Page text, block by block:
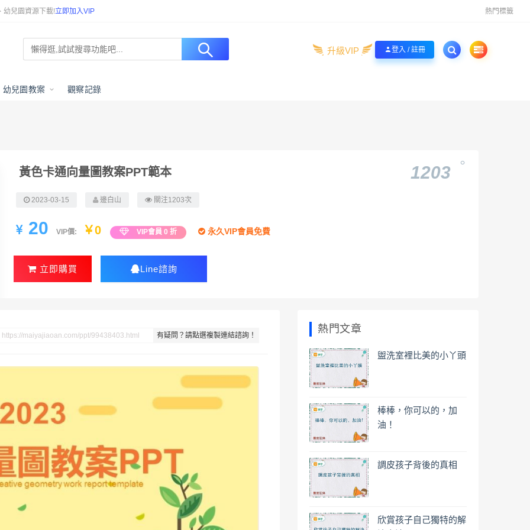
幼兒園資源下載!立即加入VIP 熱門標籤
升級VIP 登入 / 註冊
幼兒園教案 觀察記錄
黃色卡通向量圖教案PPT範本 1203 。
2023-03-15 邊白山 關注1203次
20 VIP價: ￥0 VIP會員 0 折 永久VIP會員免費
立即購買 Line諮詢
有疑問？請點選複製連結諮詢！
熱門文章
盥洗室裡比美的小丫頭
棒棒，你可以的，加
油！
調皮孩子背後的真相
欣賞孩子自己獨特的解